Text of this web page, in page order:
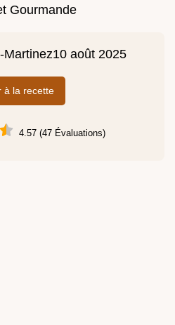
Gourmande
Martinez10 août 2025
à la recette
4.57 (47 Évaluations)